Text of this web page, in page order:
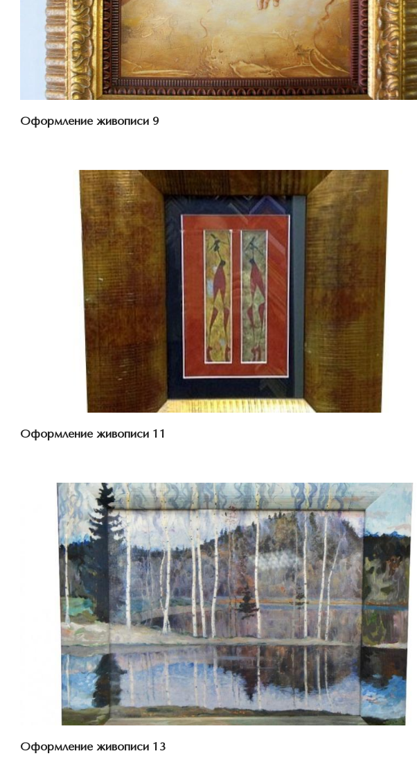
Оформление живописи 9
Смотреть проект
Оформление живописи 11
Смотреть проект
Оформление живописи 13